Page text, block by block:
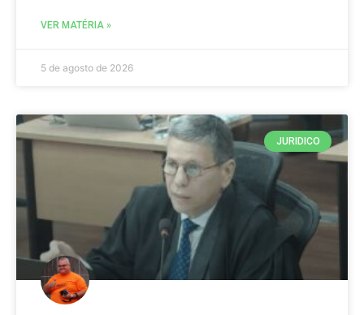
VER MATÉRIA »
5 de agosto de 2026
JURIDICO